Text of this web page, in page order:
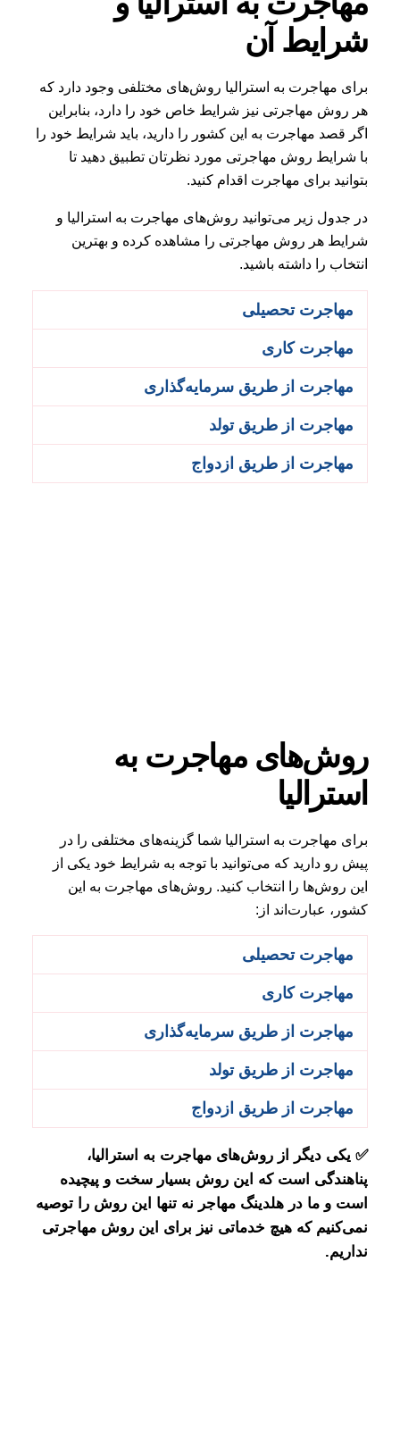
شرایط آن
برای مهاجرت به استرالیا روش‌‌های مختلفی وجود دارد که
هر روش مهاجرتی نیز شرایط خاص خود را دارد، بنابراین
اگر قصد مهاجرت به این کشور را دارید، باید شرایط خود را
با شرایط روش مهاجرتی مورد نظرتان تطبیق دهید تا
بتوانید برای مهاجرت اقدام کنید.
در جدول زیر می‌توانید روش‌های مهاجرت به استرالیا و
شرایط هر روش مهاجرتی را مشاهده کرده و بهترین
انتخاب را داشته باشید.
مهاجرت تحصیلی
مهاجرت کاری
مهاجرت از طریق سرمایه‌گذاری
مهاجرت از طریق تولد
مهاجرت از طریق ازدواج
روش‌های مهاجرت به
استرالیا
برای مهاجرت به استرالیا شما گزینه‌های مختلفی را در
پیش رو دارید که می‌توانید با توجه به شرایط خود یکی از
این روش‌‌ها را انتخاب کنید. روش‌های مهاجرت به این
کشور، عبارت‌اند از:
مهاجرت تحصیلی
مهاجرت کاری
مهاجرت از طریق سرمایه‌گذاری
مهاجرت از طریق تولد
مهاجرت از طریق ازدواج
✅ یکی دیگر از روش‌‌های مهاجرت به استرالیا،
پناهندگی است که این روش بسیار سخت و پیچیده
است و ما در هلدینگ مهاجر نه تنها این روش را توصیه
نمی‌کنیم که هیچ خدماتی نیز برای این روش مهاجرتی
نداریم.